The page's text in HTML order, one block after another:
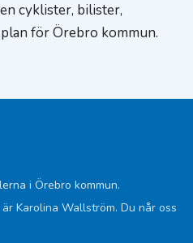
cyklister, bilister,
för Örebro kommun.
i Örebro kommun.
Karolina Wallström. Du når oss